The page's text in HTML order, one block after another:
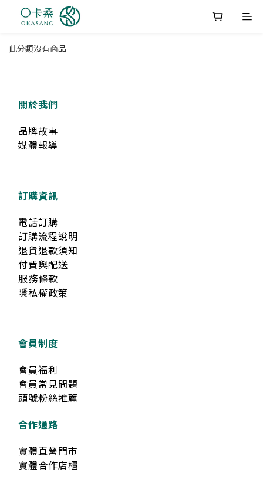
此分類沒有商品
關於我們
品牌故事
媒體報導
訂購資訊
電話訂購
訂購流程說明
退貨退款須知
付費與配送
服務條款
隱私權政策
會員制度
會員福利
會員常見問題
頭號粉絲推薦
合作通路
實體直營門市
實體合作店櫃